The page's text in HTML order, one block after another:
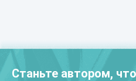
Станьте автором,